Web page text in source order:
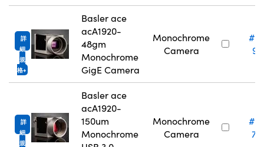
詳
細
規
格
Basler ace
acA1920-
48gm
Monochrome
GigE Camera
Monochrome
Camera
詳
細
規
Basler ace
acA1920-
150um
Monochrome
Monochrome
Camera